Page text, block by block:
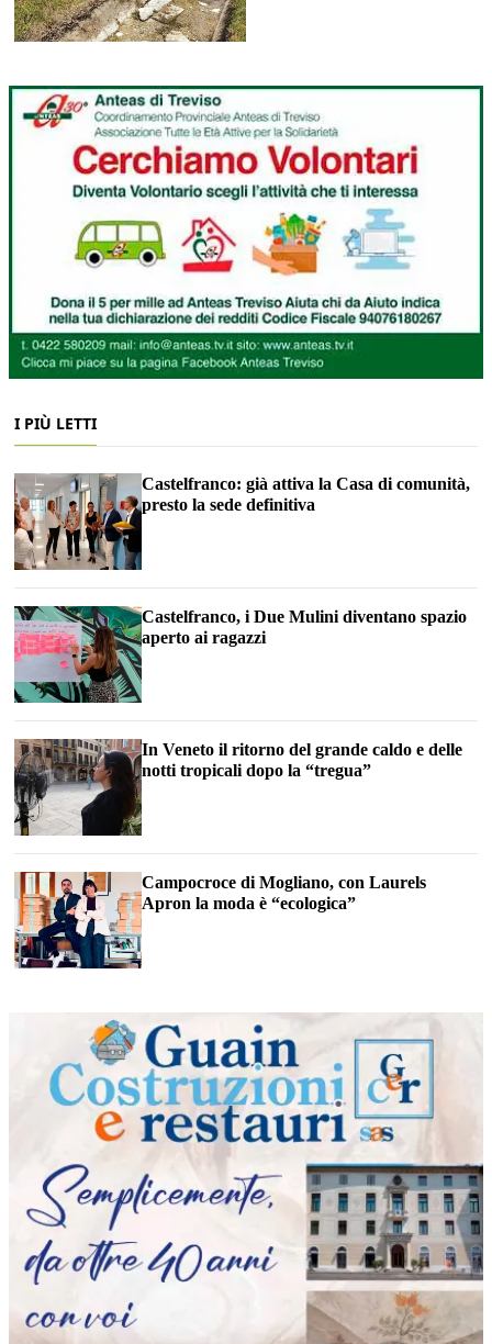
I PIÙ LETTI
Castelfranco: già attiva la Casa di comunità,
presto la sede definitiva
Castelfranco, i Due Mulini diventano spazio
aperto ai ragazzi
In Veneto il ritorno del grande caldo e delle
notti tropicali dopo la “tregua”
Campocroce di Mogliano, con Laurels
Apron la moda è “ecologica”